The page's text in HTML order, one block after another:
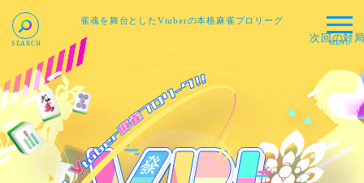
雀魂を舞台としたVtuberの本格麻雀プロリーグ
次回の対局：2026